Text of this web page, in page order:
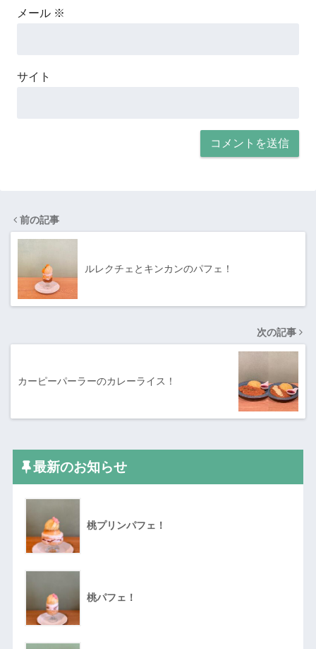
メール ※
サイト
前の記事
ルレクチェとキンカンのパフェ！
次の記事
カーピーパーラーのカレーライス！
最新のお知らせ
桃プリンパフェ！
桃パフェ！